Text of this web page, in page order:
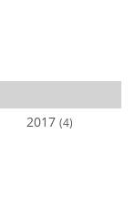
2017 (4)